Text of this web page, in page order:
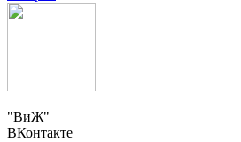
"ВиЖ"
ВКонтакте